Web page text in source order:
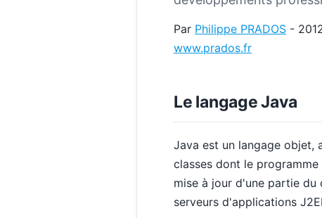
Par Philippe PRADOS -
www.prados.fr
Le langage Java
Java est un langage objet,
classes dont le
mise à jour d'une partie du
serveurs d'applications